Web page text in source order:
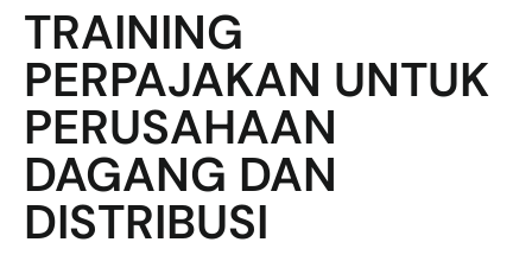
TRAINING
PERPAJAKAN UNTUK
PERUSAHAAN
DAGANG DAN
DISTRIBUSI